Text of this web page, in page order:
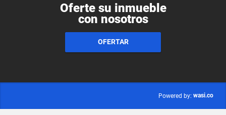
Oferte su inmueble
con nosotros
OFERTAR
Powered by: wasi.co